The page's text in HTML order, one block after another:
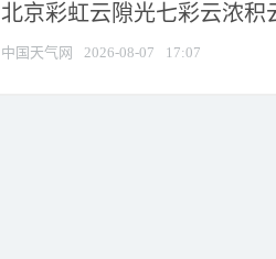
北京彩虹云隙光七彩云浓积
中国天气网 2026-08-07 17:07